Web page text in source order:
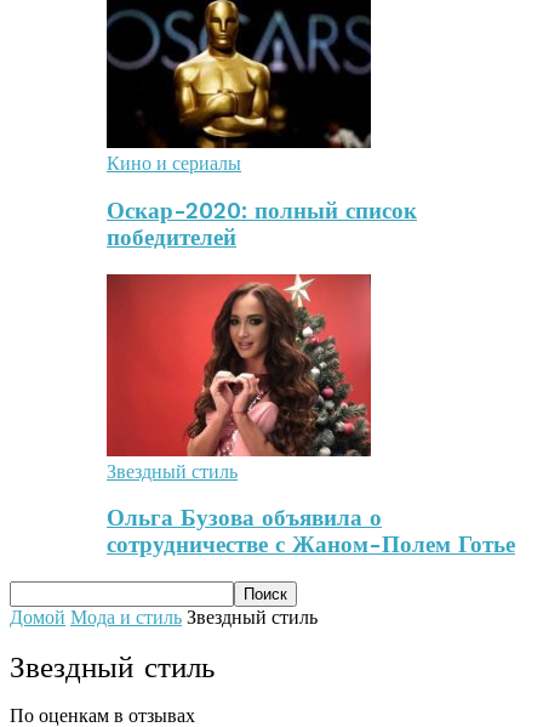
Кино и сериалы
Оскар-2020: полный список
победителей
Звездный стиль
Ольга Бузова объявила о
сотрудничестве с Жаном-Полем Готье
Домой Мода и стиль Звездный стиль
Звездный стиль
По оценкам в отзывах